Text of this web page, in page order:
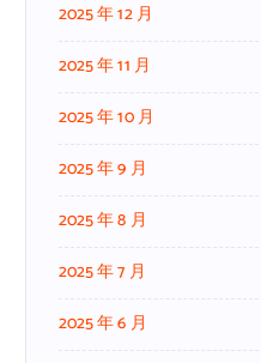
2025 年 12 月
2025 年 11 月
2025 年 10 月
2025 年 9 月
2025 年 8 月
2025 年 7 月
2025 年 6 月